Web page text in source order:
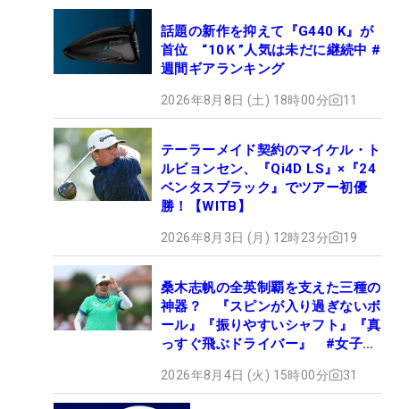
話題の新作を抑えて『G440 K』が
首位 “10Ｋ”人気は未だに継続中 #
週間ギアランキング
2026年8月8日 (土) 18時00分 11
テーラーメイド契約のマイケル・ト
ルビョンセン、『Qi4D LS』×『24
ベンタスブラック』でツアー初優
勝！【WITB】
2026年8月3日 (月) 12時23分 19
桑木志帆の全英制覇を支えた三種の
神器？ 『スピンが入り過ぎないボ
ール』『振りやすいシャフト』『真
っすぐ飛ぶドライバー』 #女子プ
2026年8月4日 (火) 15時00分 31